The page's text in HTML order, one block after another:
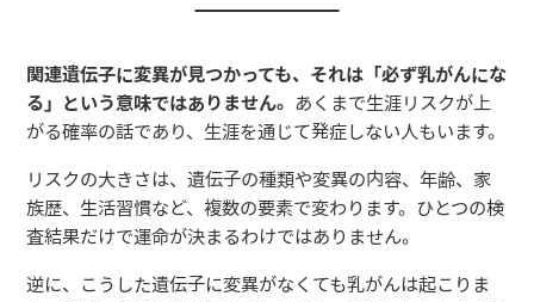
関連遺伝子に変異が見つかっても、それは「必ず乳がんにな
る」という意味ではありません。 あくまで生涯リスクが上
がる確率の話であり、生涯を通じて発症しない人もいます。
リスクの大きさは、遺伝子の種類や変異の内容、年齢、家
族歴、生活習慣など、複数の要素で変わります。ひとつの検
査結果だけで運命が決まるわけではありません。
逆に、こうした遺伝子に変異がなくても乳がんは起こりま